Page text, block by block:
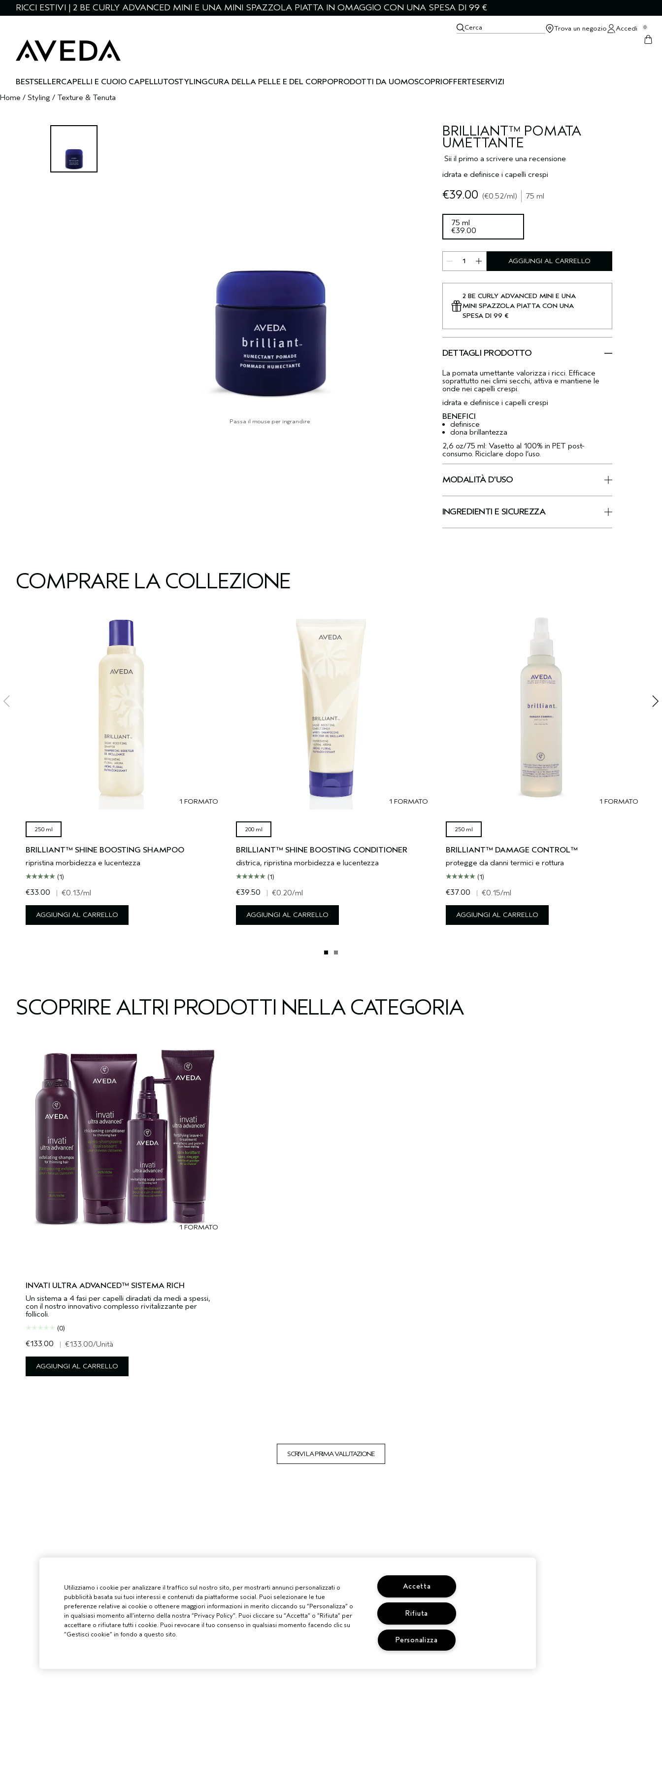
RICCI ESTIVI | 2 BE CURLY ADVANCED MINI E UNA MINI SPAZZOLA PIATTA IN OMAGGIO CON UNA SPESA DI 99 €
Cerca Trova un negozio Accedi 0
BESTSELLERCAPELLI E CUOIO CAPELLUTOSTYLINGCURA DELLA PELLE E DEL CORPOPRODOTTI DA UOMOSCOPRIOFFERTESERVIZI
Home / Styling / Texture & Tenuta
BRILLIANT™ POMATA
UMETTANTE
Sii il primo a scrivere una recensione
idrata e definisce i capelli crespi
Passa il mouse per ingrandire
€39.00 €0.52/ml 75 ml
75 ml
€39.00
AGGIUNGI AL CARRELLO
2 BE CURLY ADVANCED MINI E UNA
MINI SPAZZOLA PIATTA CON UNA
SPESA DI 99 €
DETTAGLI PRODOTTO
La pomata umettante valorizza i ricci. Efficace
soprattutto nei climi secchi, attiva e mantiene le
onde nei capelli crespi.
idrata e definisce i capelli crespi
BENEFICI
definisce
dona brillantezza
2,6 oz/75 ml: Vasetto al 100% in PET post-
consumo. Riciclare dopo l’uso.
MODALITÀ D'USO
INGREDIENTI E SICUREZZA
COMPRARE LA COLLEZIONE
1 FORMATO
250 ml
BRILLIANT™ SHINE BOOSTING SHAMPOO
ripristina morbidezza e lucentezza
(1)
€33.00 | €0.13/ml
AGGIUNGI AL CARRELLO
1 FORMATO
200 ml
BRILLIANT™ SHINE BOOSTING CONDITIONER
districa, ripristina morbidezza e lucentezza
(1)
€39.50 | €0.20/ml
AGGIUNGI AL CARRELLO
1 FORMATO
250 ml
BRILLIANT™ DAMAGE CONTROL™
protegge da danni termici e rottura
(1)
€37.00 | €0.15/ml
AGGIUNGI AL CARRELLO
SCOPRIRE ALTRI PRODOTTI NELLA CATEGORIA
1 FORMATO
INVATI ULTRA ADVANCED™ SISTEMA RICH
Un sistema a 4 fasi per capelli diradati da medi a spessi,
con il nostro innovativo complesso rivitalizzante per
follicoli.
(0)
€133.00 | €133.00/Unità
AGGIUNGI AL CARRELLO
SCRIVI LA PRIMA VALUTAZIONE
Utilizziamo i cookie per analizzare il traffico sul nostro sito, per mostrarti annunci personalizzati o
pubblicità basata sui tuoi interessi e contenuti da piattaforme social. Puoi selezionare le tue
preferenze relative ai cookie o ottenere maggiori informazioni in merito cliccando su “Personalizza” o
in qualsiasi momento all’interno della nostra “Privacy Policy”. Puoi cliccare su “Accetta” o “Rifiuta” per
accettare o rifiutare tutti i cookie. Puoi revocare il tuo consenso in qualsiasi momento facendo clic su
“Gestisci cookie” in fondo a questo sito.
Accetta
Rifiuta
Personalizza